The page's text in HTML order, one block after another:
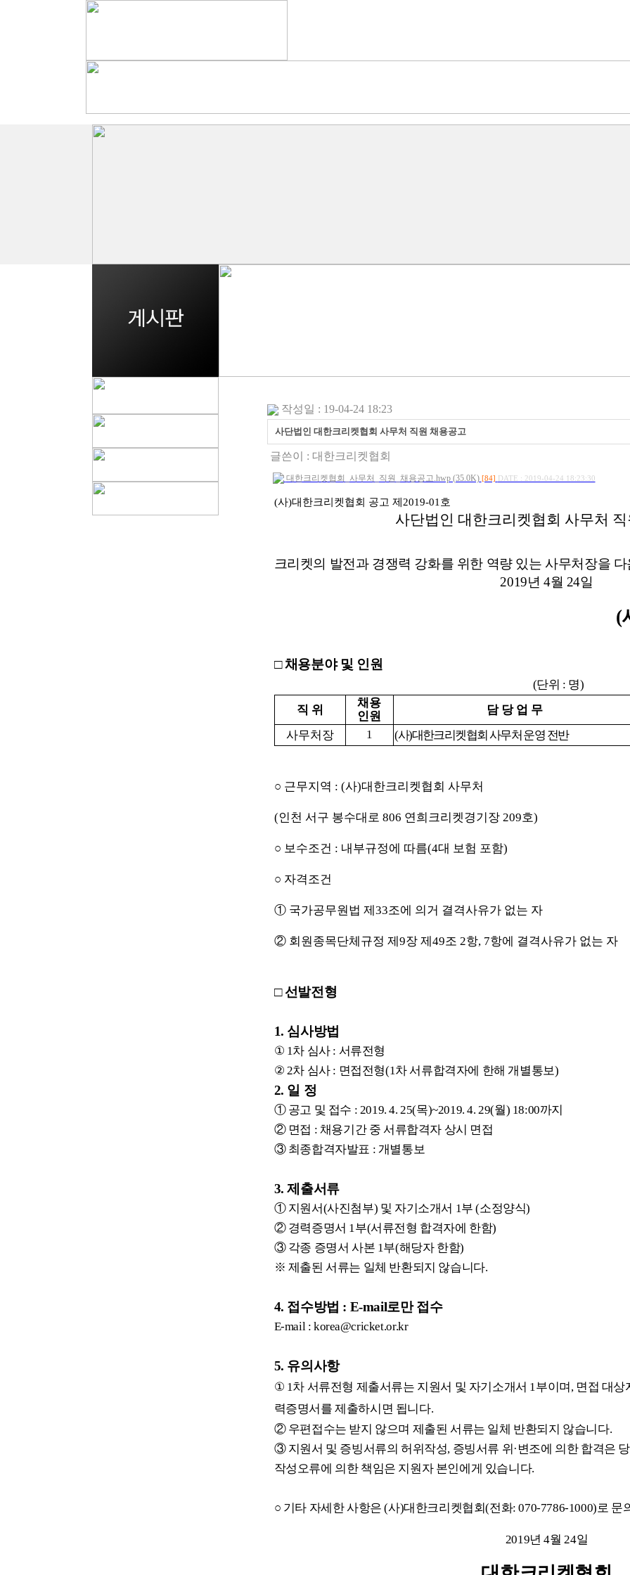
작성일 : 19-04-24 18:23
사단법인 대한크리켓협회 사무처 직원 채용공고
글쓴이 : 대한크리켓협회
대한크리켓협회_사무처_직원_채용공고.hwp (35.0K) [84] DATE : 2019-04-24 18:23:30
(사)대한크리켓협회 공고 제 2019-01 호
사단법인 대한크리켓협회 사무처
크리켓의 발전과 경쟁력 강화를 위한 역량 있는 사무처장을
2019년 4월 24일
(
□채용분야 및 인원
(단위 : 명)
직 위
채용
인원
담 당 업 무
사무처장
1 (사)대한크리켓협회 사무처 운영 전반
○ 근무지역 : (사)대한크리켓협회 사무처
(인천 서구 봉수대로 806 연희크리켓경기장 209호)
○ 보수조건 : 내부규정에 따름(4대 보험 포함)
○ 자격조건
① 국가공무원법 제33조에 의거 결격사유가 없는 자
② 회원종목단체규정 제9장 제49조 2항, 7항에 결격사유가 없는 자
□선발전형
1. 심사방법
① 1차 심사 : 서류전형
② 2차 심사 : 면접전형(1차 서류합격자에 한해 개별통보)
2. 일 정
① 공고 및 접수 : 2019. 4. 25(목)~2019. 4. 29(월) 18:00까지
② 면접 : 채용기간 중 서류합격자 상시 면접
③ 최종합격자발표 : 개별통보
3.제출서류
① 지원서(사진첨부) 및 자기소개서 1부 (소정양식)
② 경력증명서 1부(서류전형 합격자에 한함)
③ 각종 증명서 사본 1부(해당자 한함)
※ 제출된 서류는 일체 반환되지 않습니다.
4. 접수방법 : E-mail로만 접수
E-mail : korea@cricket.or.kr
5. 유의사항
① 1차 서류전형 제출서류는 지원서 및 자기소개서 1부이며 , 면접 대상
력증명서를 제출하시면 됩니다.
② 우편접수는 받지 않으며 제출된 서류는 일체 반환되지 않습니다.
③ 지원서 및 증빙서류의 허위작성, 증빙서류 위 · 변조에 의한 합격은
작성오류에 의한 책임은 지원자 본인에게 있습니다.
○ 기타 자세한사항은(사)대한크리켓협회(전화: 070-7786-1000)로 문
2019년4월24일